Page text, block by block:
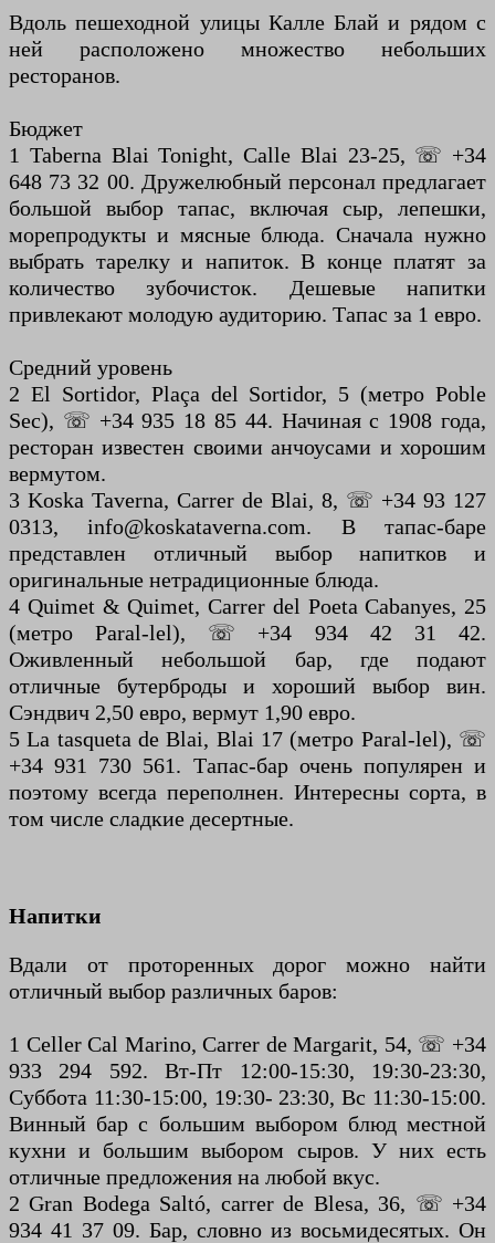
Вдоль пешеходной улицы Калле Блай и рядом с
ней расположено множество небольших
ресторанов.
Бюджет
1 Taberna Blai Tonight, Calle Blai 23-25, ☏ +34
648 73 32 00. Дружелюбный персонал предлагает
большой выбор тапас, включая сыр, лепешки,
морепродукты и мясные блюда. Сначала нужно
выбрать тарелку и напиток. В конце платят за
количество зубочисток. Дешевые напитки
привлекают молодую аудиторию. Тапас за 1 евро.
Средний уровень
2 El Sortidor, Plaça del Sortidor, 5 (метро Poble
Sec), ☏ +34 935 18 85 44. Начиная с 1908 года,
ресторан известен своими анчоусами и хорошим
вермутом.
3 Koska Taverna, Carrer de Blai, 8, ☏ +34 93 127
0313, info@koskataverna.com. В тапас-баре
представлен отличный выбор напитков и
оригинальные нетрадиционные блюда.
4 Quimet & Quimet, Carrer del Poeta Cabanyes, 25
(метро Paral-lel), ☏ +34 934 42 31 42.
Оживленный небольшой бар, где подают
отличные бутерброды и хороший выбор вин.
Сэндвич 2,50 евро, вермут 1,90 евро.
5 La tasqueta de Blai, Blai 17 (метро Paral-lel), ☏
+34 931 730 561. Тапас-бар очень популярен и
поэтому всегда переполнен. Интересны сорта, в
том числе сладкие десертные.
Напитки
Вдали от проторенных дорог можно найти
отличный выбор различных баров:
1 Celler Cal Marino, Carrer de Margarit, 54, ☏ +34
933 294 592. Вт-Пт 12:00-15:30, 19:30-23:30,
Суббота 11:30-15:00, 19:30- 23:30, Вс 11:30-15:00.
Винный бар с большим выбором блюд местной
кухни и большим выбором сыров. У них есть
отличные предложения на любой вкус.
2 Gran Bodega Saltó, carrer de Blesa, 36, ☏ +34
934 41 37 09. Бар, словно из восьмидесятых. Он